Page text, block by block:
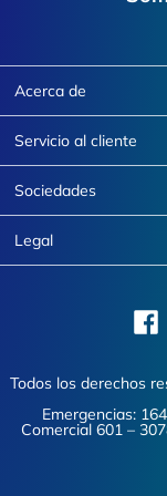
Acerca de
Servicio al cliente
Sociedades
Legal
Todos los derechos
Emergencias:
Comercial 601 –